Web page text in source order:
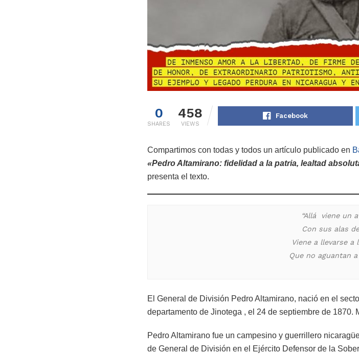
0
SHARES
458
VIEWS
Facebook
Compartimos con todas y todos un artículo publicado en
«Pedro Altamirano: fidelidad a la patria, lealtad
presenta el texto.
“Allá  viene un
Con sus alas
Viene a llevarse a
Que no aguantan a
El General de División Pedro Altamirano, nació en el
departamento de Jinotega , el 24 de septiembre de 1870.
Pedro Altamirano fue un campesino y guerrillero
de General de División en el Ejército Defensor de la